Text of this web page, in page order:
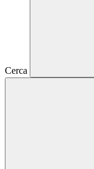
Cerca